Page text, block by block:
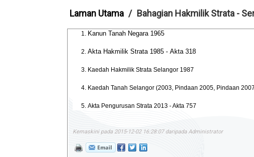
Laman Utama Bahagian Hakmilik Strata -
Kanun Tanah Negara 1965
Akta Hakmilik Strata 1985 -Akta 318
Kaedah Hakmilik Strata Selangor 1987
Kaedah Tanah Selangor (2003, Pindaan 2005, Pindaan
Akta Pengurusan Strata 2013 - Akta 757
Kemaskini pada 2015-12-02 16:28:07 daripada Administrator